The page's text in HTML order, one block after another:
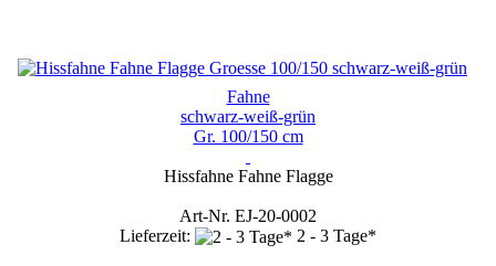
Fahne
schwarz-weiß-grün
Gr. 100/150 cm
Hissfahne Fahne Flagge
Art-Nr. EJ-20-0002
Lieferzeit:
2 - 3 Tage*